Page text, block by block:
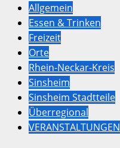
Allgemein
Essen & Trinken
Freizeit
Orte
Rhein-Neckar-Kreis
Sinsheim
Sinsheim Stadtteile
Überregional
VERANSTALTUNGEN